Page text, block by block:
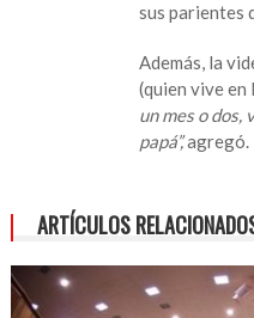
sus parientes
Además, la
(quien vive en
un mes o dos,
papá”,agregó.
ARTÍCULOS